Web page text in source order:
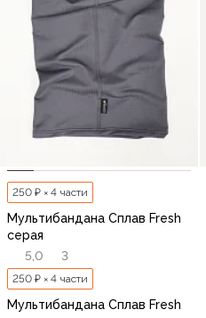
250 ₽ × 4 части
Мультибандана Сплав Fresh
серая
5,0
3
250 ₽ × 4 части
Мультибандана Сплав Fresh